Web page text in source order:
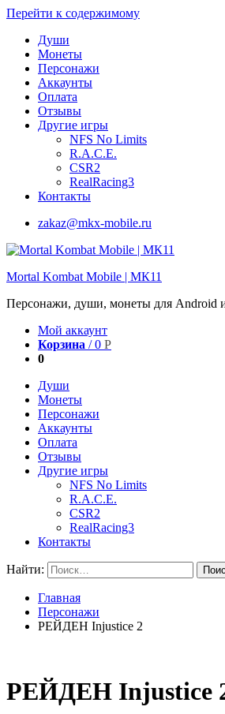
Перейти к содержимому
Души
Монеты
Персонажи
Аккаунты
Оплата
Отзывы
Другие игры
NFS No Limits
R.A.C.E.
CSR2
RealRacing3
Контакты
zakaz@mkx-mobile.ru
Mortal Kombat Mobile | МК11
Персонажи, души, монеты для Android
Мой аккаунт
Корзина /0 Р
0
Души
Монеты
Персонажи
Аккаунты
Оплата
Отзывы
Другие игры
NFS No Limits
R.A.C.E.
CSR2
RealRacing3
Контакты
Найти:
Главная
Персонажи
РЕЙДЕН Injustice 2
РЕЙДЕН Injustice